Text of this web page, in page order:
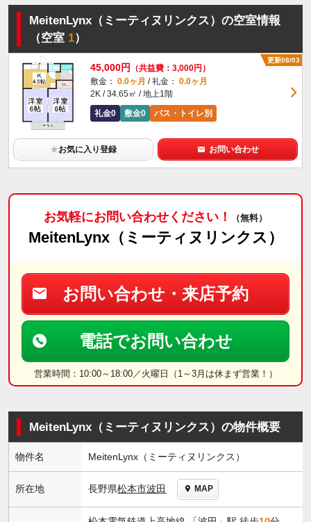
MeitenLynx（ミーティヌリンクス）の空室情報
（空室1）
更新08/03
45,000円
（共益費：3,000円）
敷金： 0.0ヶ月 / 礼金： 0.0ヶ月
2K / 34.65㎡ / 地上1階
礼金0
敷金0 バス・トイレ別
★お気に入り登録 お問い合わせ
お気軽にお問い合わせください！ （無料）
MeitenLynx（ミーティヌリンクス）
お問い合わせ・来店予約
電話でお問い合わせ
営業時間：10:00～18:00／火曜日（1～3月は休まず営業！）
MeitenLynx（ミーティヌリンクス）の物件概要
物件名 MeitenLynx（ミーティヌリンクス）
所在地 長野県松本市波田 MAP